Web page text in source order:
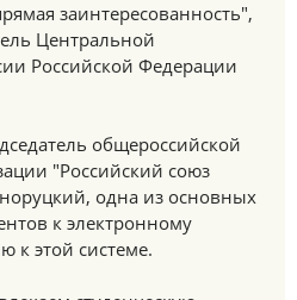
заинтересованность",
Центральной
Российской Федерации
общероссийской
"Российский союз
одна из основных
к электронному
к этой системе.